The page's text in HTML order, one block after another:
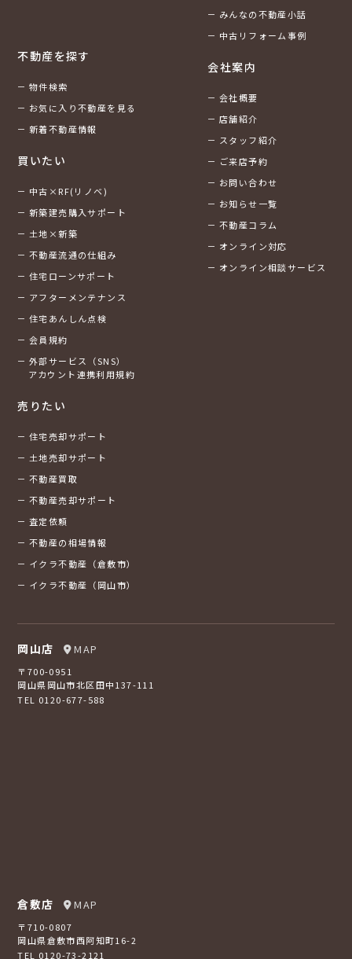
不動産を探す
物件検索
お気に入り不動産を見る
新着不動産情報
買いたい
中古×RF(リノベ)
新築建売購入サポート
土地×新築
不動産流通の仕組み
住宅ローンサポート
アフターメンテナンス
住宅あんしん点検
会員規約
外部サービス（SNS）
アカウント連携利用規約
売りたい
住宅売却サポート
土地売却サポート
不動産買取
不動産売却サポート
査定依頼
不動産の相場情報
イクラ不動産（倉敷市）
イクラ不動産（岡山市）
みんなの不動産小話
中古リフォーム事例
会社案内
会社概要
店舗紹介
スタッフ紹介
ご来店予約
お問い合わせ
お知らせ一覧
不動産コラム
オンライン対応
オンライン相談サービス
岡山店 MAP
〒700-0951
岡山県岡山市北区田中137-111
TEL 0120-677-588
倉敷店 MAP
〒710-0807
岡山県倉敷市西阿知町16-2
TEL 0120-73-2121